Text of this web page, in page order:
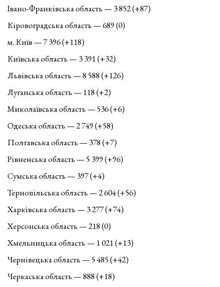
Івано-Франківська область — 3 852 (+87)
Кіровоградська область — 689 (0)
м. Київ — 7 396 (+118)
Київська область — 3 391 (+32)
Львівська область — 8 588 (+126)
Луганська область — 118 (+2)
Миколаївська область — 536 (+6)
Одеська область — 2 749 (+58)
Полтавська область — 378 (+7)
Рівненська область — 5 399 (+96)
Сумська область — 397 (+4)
Тернопільська область — 2 604 (+56)
Харківська область — 3 277 (+74)
Херсонська область — 218 (0)
Хмельницька область — 1 021 (+13)
Чернівецька область — 5 485 (+42)
Черкаська область — 888 (+18)